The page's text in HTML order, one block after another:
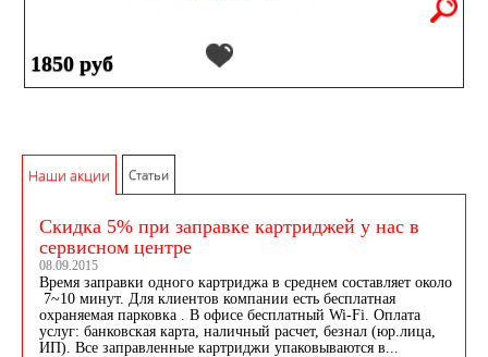
1850 руб
Наши акции
Скидка 5% при заправке картриджей у нас в
сервисном центре
08.09.2015
Время заправки одного картриджа в среднем составляет около
7~10 минут. Для клиентов компании есть бесплатная
охраняемая парковка . В офисе бесплатный Wi-Fi. Оплата
услуг: банковская карта, наличный расчет, безнал (юр.лица,
ИП). Все заправленные картриджи упаковываются в...
Статьи